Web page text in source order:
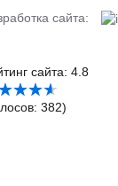
сайта:
сайта: 4.8
382)